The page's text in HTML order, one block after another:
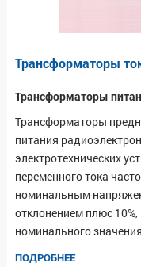
Трансформаторы
Трансформаторы
Трансформаторы
питания
электротехнических
переменного тока
номинальным
отклонением плюс 10%,
номинального
ПОДРОБНЕЕ